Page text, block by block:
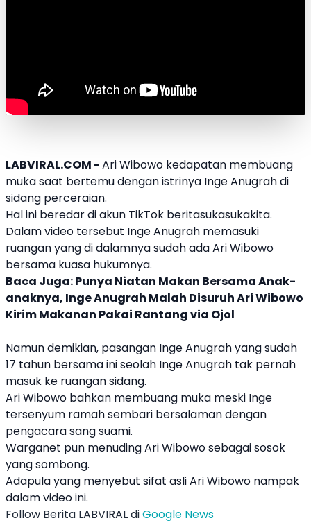
LABVIRAL.COM -Ari Wibowo kedapatan membuang
muka saat bertemu dengan istrinya Inge Anugrahdi
sidang perceraian.
Hal ini beredar di akun TikTok beritasukasukakita.
Dalam video tersebut Inge Anugrah memasuki
ruangan yang di dalamnya sudah adaAri Wibowo
bersama kuasa hukumnya.
Baca Juga:Punya Niatan Makan Bersama Anak-
anaknya, Inge Anugrah Malah Disuruh Ari Wibowo
Kirim Makanan Pakai Rantang via Ojol
Namun demikian, pasangan Inge Anugrahyang sudah
17 tahun bersama ini seolah Inge Anugrah tak pernah
masuk ke ruangan sidang.
Ari Wibowo bahkan membuang muka meski Inge
tersenyum ramah sembari bersalaman dengan
pengacara sang suami.
Warganet pun menudingAri Wibowosebagai sosok
yang sombong.
Adapula yang menyebut sifat asliAri Wibowo nampak
dalam video ini.
Follow Berita LABVIRAL diGoogle News